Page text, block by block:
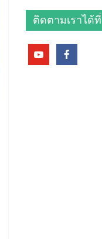
ติดตามเราได้ที่